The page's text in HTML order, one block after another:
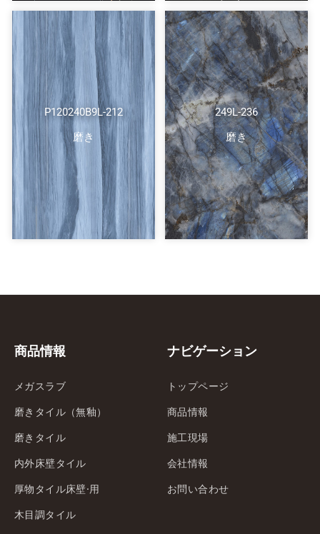
P120240B9L-212
磨き
249L-236
磨き
商品情報
メガスラブ
磨きタイル（無釉）
磨きタイル
内外床壁タイル
厚物タイル床壁·用
木目調タイル
ナビゲーション
トップページ
商品情報
施工現場
会社情報
お問い合わせ